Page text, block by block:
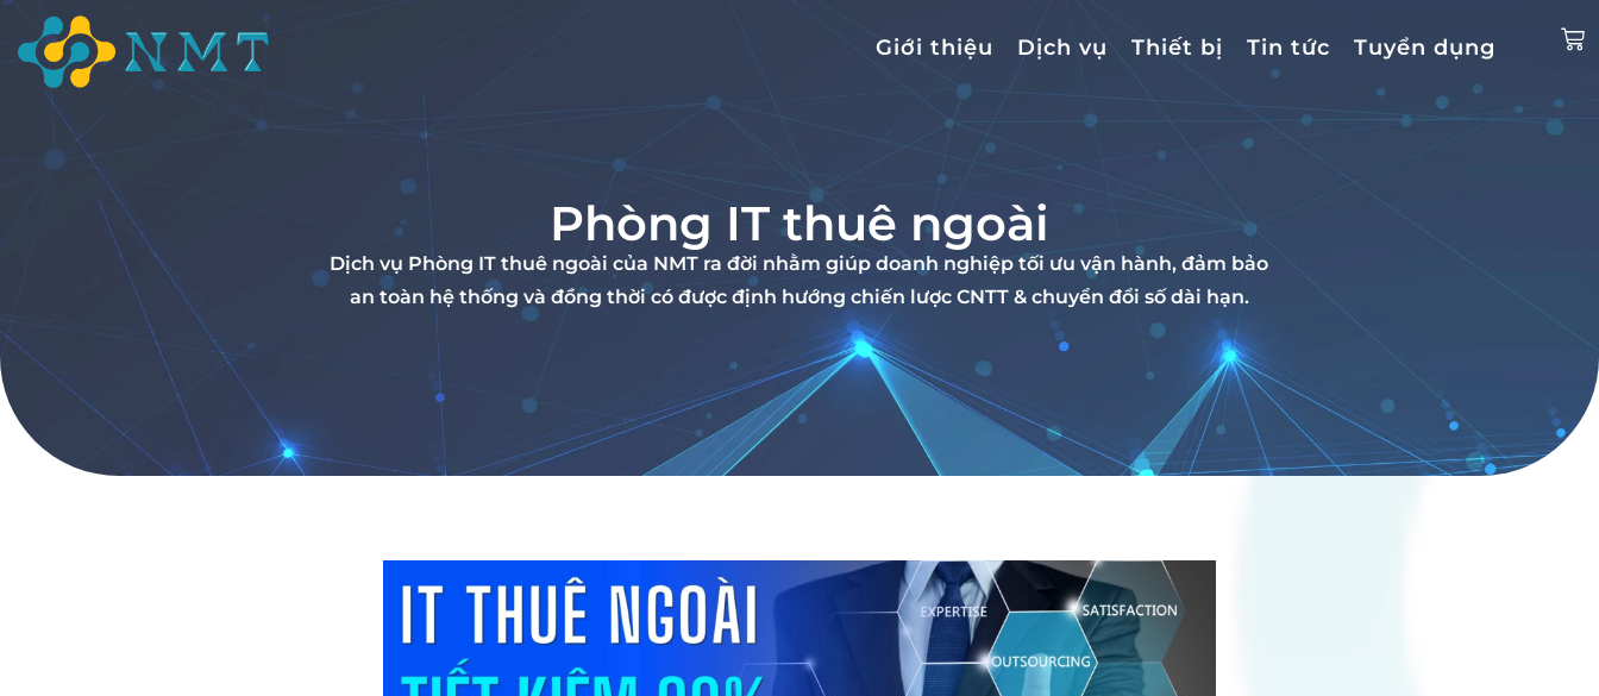
Giới thiệu Dịch vụ Thiết bị Tin tức Tuyển dụng
Phòng IT thuê ngoài
Dịch vụ Phòng IT thuê ngoài của NMT ra đời nhằm giúp doanh nghiệp tối ưu vận hành, đảm bảo
an toàn hệ thống và đồng thời có được định hướng chiến lược CNTT & chuyển đổi số dài hạn.